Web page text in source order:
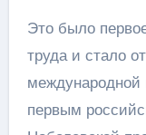
Это было
труда и стало
международной
первым